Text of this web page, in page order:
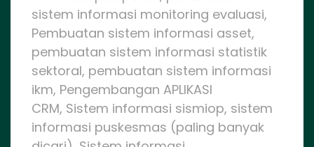
sistem informasi monitoring evaluasi,
Pembuatan sistem informasi asset,
pembuatan sistem informasi statistik
sektoral, pembuatan sistem informasi
ikm, Pengembangan APLIKASI
CRM, Sistem informasi sismiop, sistem
informasi puskesmas (paling banyak